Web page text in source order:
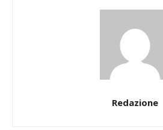
Redazione